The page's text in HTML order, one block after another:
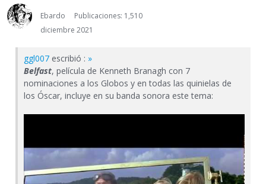
Ebardo
Publicaciones: 1,510
diciembre 2021
ggl007 escribió : »
Belfast, película de Kenneth Branagh con 7
nominaciones a los Globos y en todas las quinielas de
los Óscar, incluye en su banda sonora este tema: